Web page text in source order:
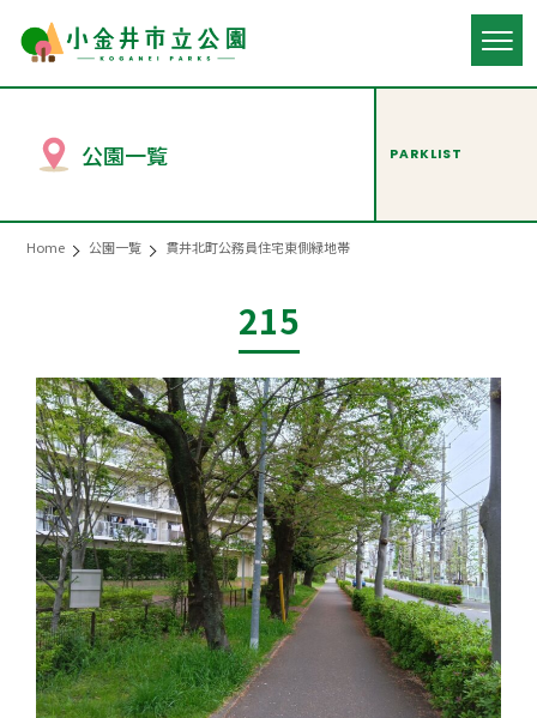
公園一覧 PARKLIST
Home 公園一覧 貫井北町公務員住宅東側緑地帯
215